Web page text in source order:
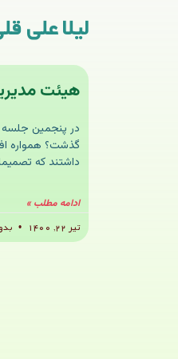
لیلا علی
هیئت
در پنجمین
گذشت؟ همواره
داشتند که
ادامه مطلب »
تیر ۲۲, ۱۴۰۰